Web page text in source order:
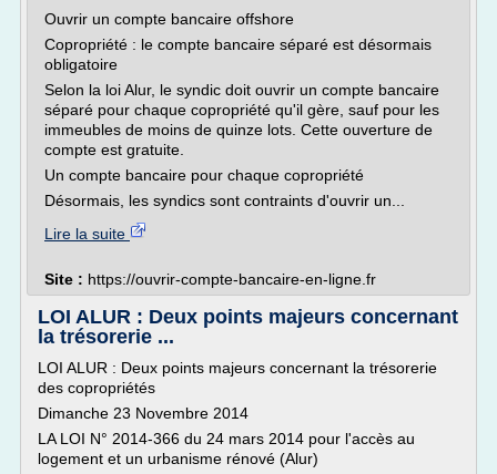
Ouvrir un compte bancaire offshore
Copropriété : le compte bancaire séparé est désormais
obligatoire
Selon la loi Alur, le syndic doit ouvrir un compte bancaire
séparé pour chaque copropriété qu'il gère, sauf pour les
immeubles de moins de quinze lots. Cette ouverture de
compte est gratuite.
Un compte bancaire pour chaque copropriété
Désormais, les syndics sont contraints d'ouvrir un...
Lire la suite
Site : https://ouvrir-compte-bancaire-en-ligne.fr
LOI ALUR : Deux points majeurs concernant
la trésorerie ...
LOI ALUR : Deux points majeurs concernant la trésorerie
des copropriétés
Dimanche 23 Novembre 2014
LA LOI N° 2014-366 du 24 mars 2014 pour l'accès au
logement et un urbanisme rénové (Alur)